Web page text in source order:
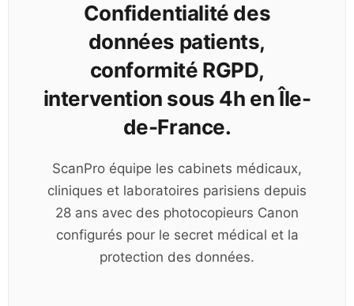
Confidentialité des
données patients,
conformité RGPD,
intervention sous 4h en Île-
de-France.
ScanPro équipe les cabinets médicaux,
cliniques et laboratoires parisiens depuis
28 ans avec des photocopieurs Canon
configurés pour le secret médical et la
protection des données.